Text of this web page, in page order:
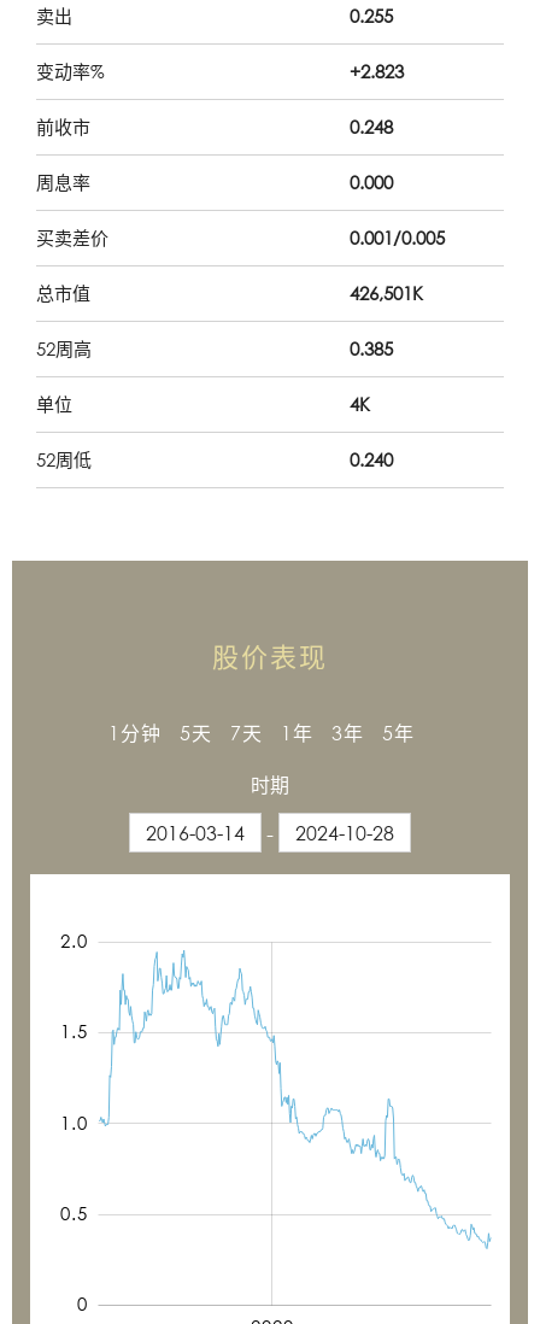
卖出 0.255
变动率% +2.823
前收市 0.248
周息率 0.000
买卖差价 0.001/0.005
总市值 426,501K
52周高 0.385
单位 4K
52周低 0.240
股价表现
时期
-
1分钟 5天 7天 1年 3年 5年
0.5
1.0
0
2.0
1.5
0.5